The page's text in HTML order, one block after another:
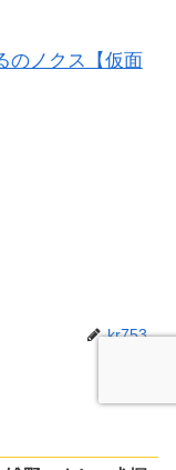
のノクス【仮面
kr753